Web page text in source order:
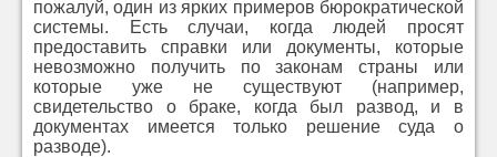
пожалуй, один из ярких примеров бюрократической
системы. Есть случаи, когда людей просят
предоставить справки или документы, которые
невозможно получить по законам страны или
которые уже не существуют (например,
свидетельство о браке, когда был развод, и в
документах имеется только решение суда о
разводе).